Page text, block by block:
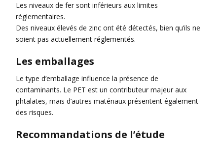
Les niveaux de fer sont inférieurs aux limites
réglementaires.
Des niveaux élevés de zinc ont été détectés, bien qu’ils ne
soient pas actuellement réglementés.
Les emballages
Le type d’emballage influence la présence de
contaminants. Le PET est un contributeur majeur aux
phtalates, mais d’autres matériaux présentent également
des risques.
Recommandations de l’étude